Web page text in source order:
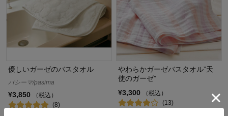
優しいガーゼのバスタオル
パシーマ/pasima
¥3,850
（税込）
(8)
やわらかガーゼバスタオル”天
使のガーゼ”
¥3,300
（税込）
(13)